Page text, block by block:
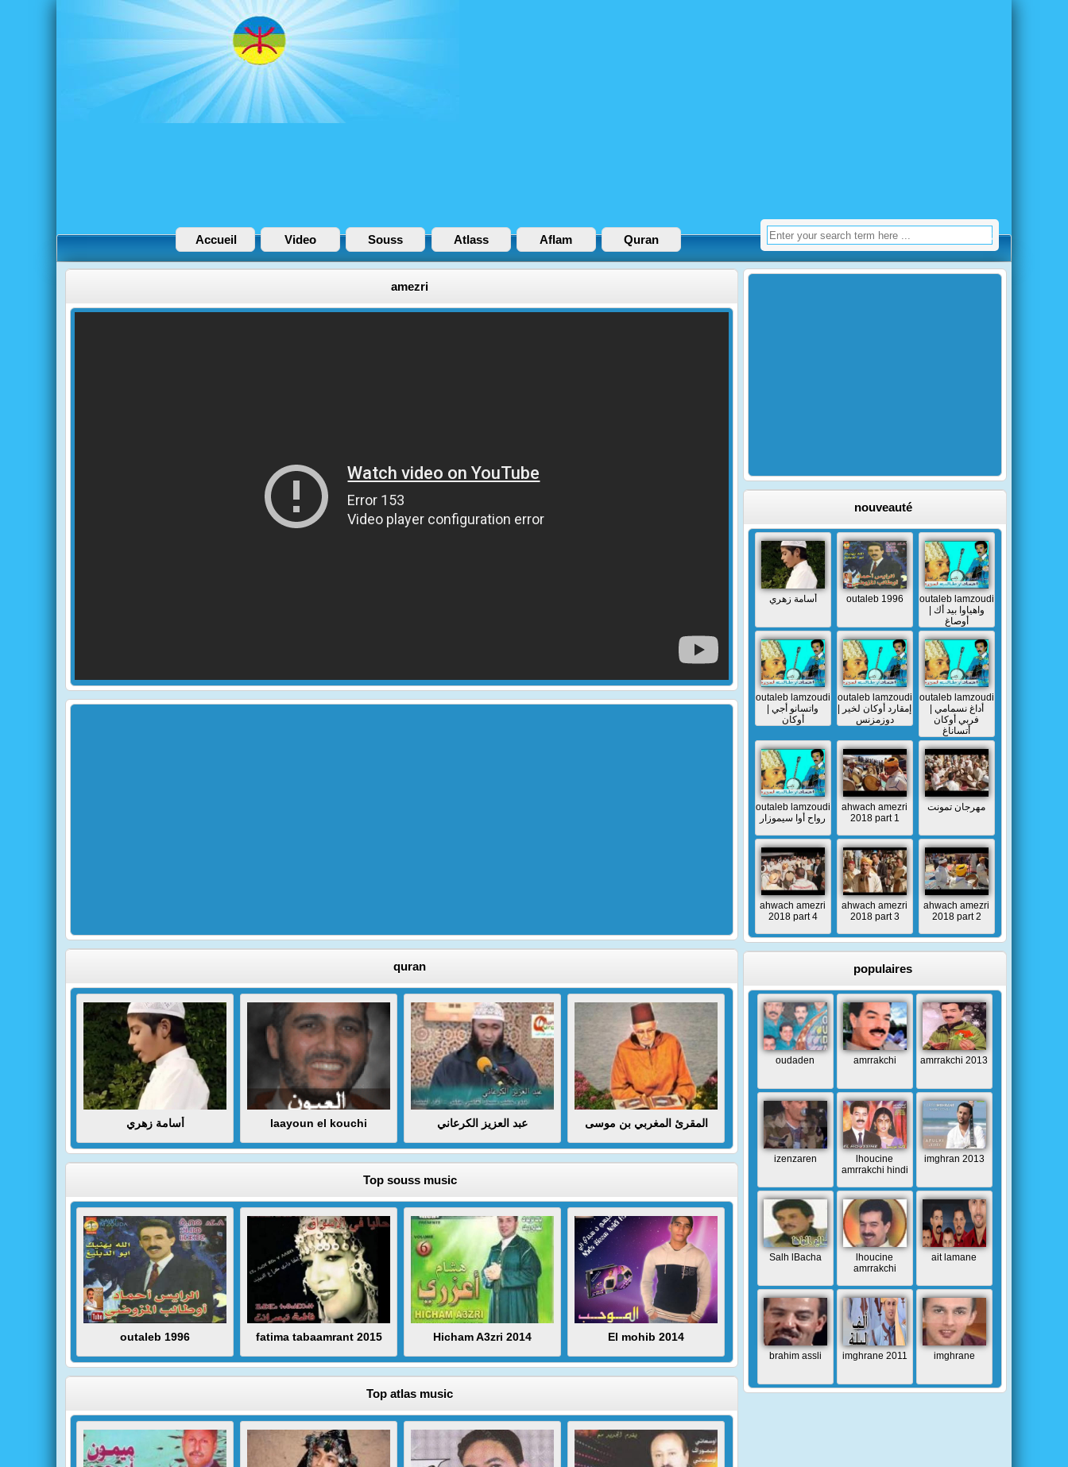
Accueil Video Souss Atlass Aflam Quran
amezri
quran
أسامة زهري laayoun el kouchi عبد العزيز الكرعاني المقرئ المغربي بن موسى
Top souss music
outaleb 1996 fatima tabaamrant 2015 Hicham A3zri 2014 El mohib 2014
Top atlas music
nouveauté
أسامة زهري outaleb 1996
outaleb lamzoudi
| واهياوا بيد أك
أوصاغ
outaleb lamzoudi
| واتسانو أجي
أوكان
outaleb lamzoudi
| إمقارد أوكان لخير
دوزمزنس
outaleb lamzoudi
| أداغ نسمامي
فربي أوكان
أتساناغ
outaleb lamzoudi
رواح أوا سيموزار
ahwach amezri
2018 part 1
مهرجان تمونت
ahwach amezri
2018 part 4
ahwach amezri
2018 part 3
ahwach amezri
2018 part 2
populaires
oudaden amrrakchi amrrakchi 2013
izenzaren
lhoucine
amrrakchi hindi
imghran 2013
Salh lBacha
lhoucine
amrrakchi
ait lamane
brahim assli imghrane 2011 imghrane